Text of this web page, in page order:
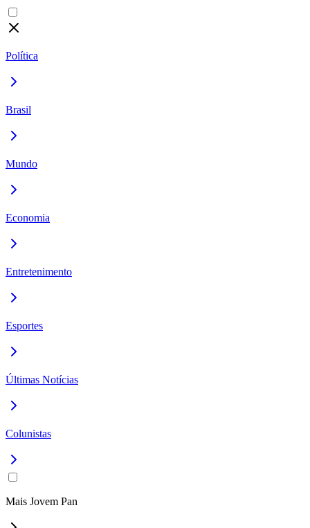
Política
Brasil
Mundo
Economia
Entretenimento
Esportes
Últimas Notícias
Colunistas
Mais Jovem Pan